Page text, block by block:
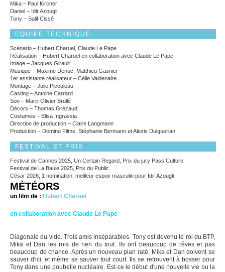
Mika – Paul Kircher
Daniel – Idir Azougli
Tony – Salif Cissé
EQUIPE TECHNIQUE
Scénario – Hubert Charuel, Claude Le Pape
Réalisation – Hubert Charuel en collaboration avec Claude Le Pape
Image – Jacques Girault
Musique – Maxime Denuc, Matthieu Gasnier
1er assistante réalisateur – Célie Valdenaire
Montage – Julie Picouleau
Casting – Antoine Carrard
Son – Marc-Olivier Brullé
Décors – Thomas Grézaud
Costumes – Elisa Ingrassia
Direction de production – Claire Langmann
Production – Domino Films, Stéphanie Bermann et Alexis Dulguerian
FESTIVAL ET PRIX
Festival de Cannes 2025, Un Certain Regard, Prix du jury Pass Culture
Festival de La Baule 2025, Prix du Public
César 2026, 1 nomination, meilleur espoir masculin pour Idir Azougli
MÉTÉORS
un film de : Hubert Charuel
en collaboration avec Claude Le Pape
Diagonale du vide. Trois amis inséparables. Tony est devenu le roi du BTP,
Mika et Dan les rois de rien du tout. Ils ont beaucoup de rêves et pas
beaucoup de chance. Après un nouveau plan raté, Mika et Dan doivent se
sauver d'ici, et même se sauver tout court. Ils se retrouvent à bosser pour
Tony dans une poubelle nucléaire. Est-ce le début d'une nouvelle vie ou la